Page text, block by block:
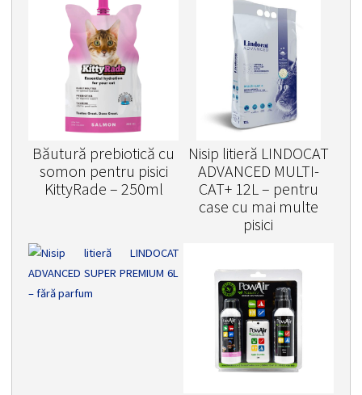
Băutură prebiotică cu
somon pentru pisici
KittyRade – 250ml
Nisip litieră LINDOCAT
ADVANCED MULTI-
CAT+ 12L – pentru
case cu mai multe
pisici